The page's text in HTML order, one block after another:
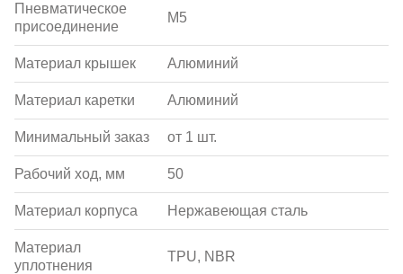
Пневматическое
присоединение
M5
Материал крышек Алюминий
Материал каретки Алюминий
Минимальный заказ от 1 шт.
Рабочий ход, мм 50
Материал корпуса Нержавеющая сталь
Материал
уплотнения
TPU, NBR